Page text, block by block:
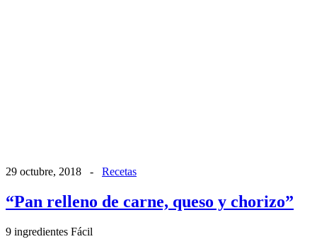
29 octubre, 2018 - Recetas
“Pan relleno de carne, queso y chorizo”
9 ingredientes Fácil